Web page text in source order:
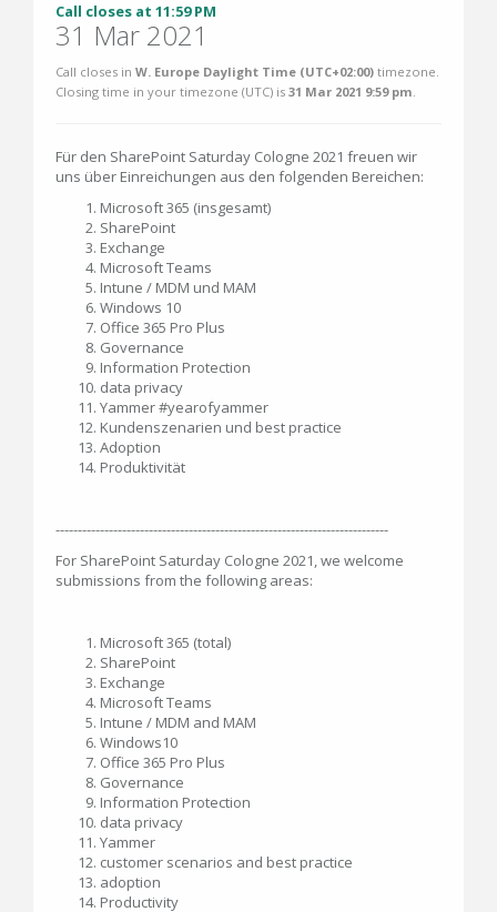
Call closes at 11:59 PM
31 Mar 2021
Call closes in W. Europe Daylight Time (UTC+02:00) timezone.
Closing time in your timezone (UTC) is 31 Mar 2021 9:59 pm.
Für den SharePoint Saturday Cologne 2021 freuen wir
uns über Einreichungen aus den folgenden Bereichen:
Microsoft 365 (insgesamt)
SharePoint
Exchange
Microsoft Teams
Intune / MDM und MAM
Windows 10
Office 365 Pro Plus
Governance
Information Protection
data privacy
Yammer #yearofyammer
Kundenszenarien und best practice
Adoption
Produktivität
---------------------------------------------------------------------------
For SharePoint Saturday Cologne 2021, we welcome
submissions from the following areas:
Microsoft 365 (total)
SharePoint
Exchange
Microsoft Teams
Intune / MDM and MAM
Windows10
Office 365 Pro Plus
Governance
Information Protection
data privacy
Yammer
customer scenarios and best practice
adoption
Productivity